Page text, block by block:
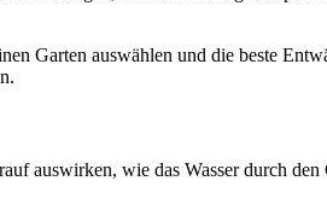
Garten auswählen und die beste
auswirken, wie das Wasser durch